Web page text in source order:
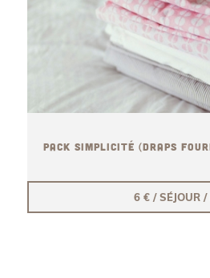
PACK SIMPLICITÉ (DRAPS
6 € / SÉJOUR /